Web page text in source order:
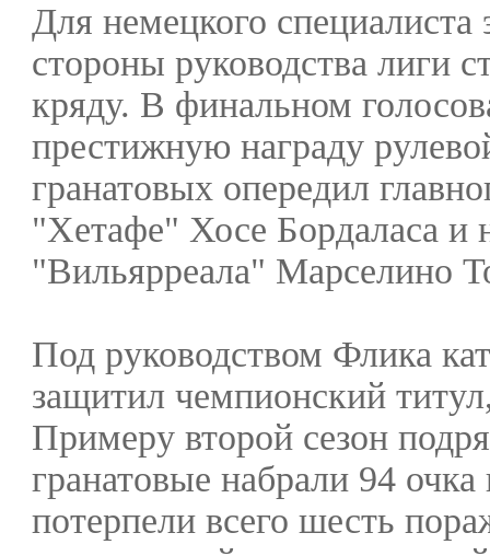
Для немецкого специалиста
стороны руководства лиги
кряду. В финальном
престижную награду
гранатовых опередил
"Хетафе" Хосе Бордаласа и
"Вильярреала" Марселино
Под руководством Флика
защитил чемпионский
Примеру второй сезон
гранатовые набрали 94 очка
потерпели всего шесть